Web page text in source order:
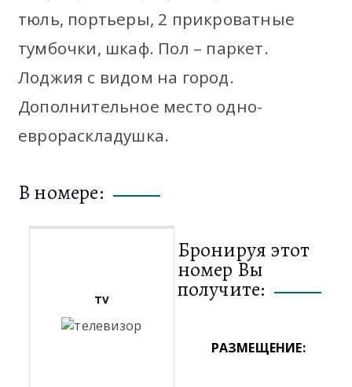
тюль, портьеры, 2 прикроватные
тумбочки, шкаф. Пол – паркет.
Лоджия с видом на город.
Дополнительное место одно-
еврораскладушка.
В номере:
TV
Бронируя этот
номер Вы
получите:
РАЗМЕЩЕНИЕ: